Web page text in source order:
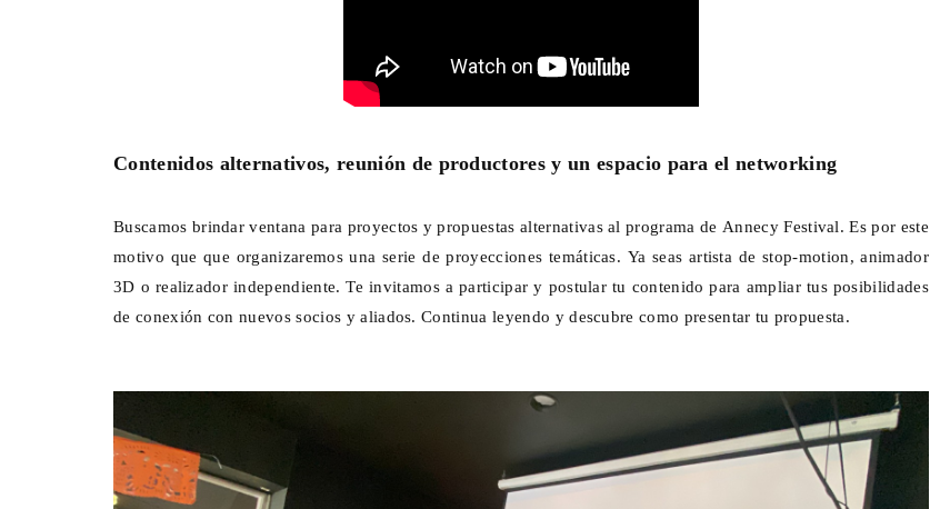
Contenidos alternativos, reunión de productores y un espacio para el networking
Buscamos brindar ventana para proyectos y propuestas alternativas al programa de Annecy Festival. Es por este
motivo que que organizaremos una serie de proyecciones temáticas. Ya seas artista de stop-motion, animador
3D o realizador independiente. Te invitamos a participar y postular tu contenido para ampliar tus posibilidades
de conexión con nuevos socios y aliados. Continua leyendo y descubre como presentar tu propuesta.